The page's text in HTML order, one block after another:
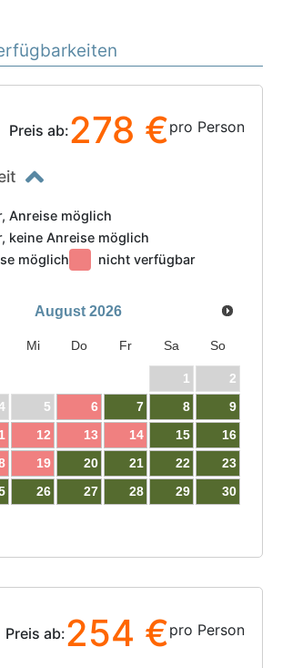
Preis ab:278 €pro Person
Anreise möglich
keine Anreise möglich
möglich
nicht verfügbar
August 2026
Mi Do Fr Sa So
1
2
5 6 7 8
9
12 13 14 15
16
19 20 21 22
23
26 27 28 29
30
Preis ab:254 €pro Person